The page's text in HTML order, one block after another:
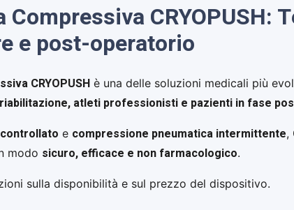
CRYOPUSH:
e post-operatorio
CRYOPUSH è una delle soluzioni medicali più
atleti professionisti e pazienti in fase
e compressione pneumatica intermittente,
modo sicuro, efficace e non farmacologico.
sulla disponibilità e sul prezzo del dispositivo.